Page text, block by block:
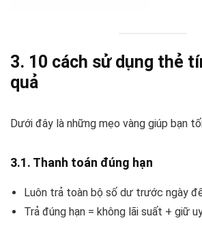
3. 10 cách sử dụng thẻ
quả
Dưới đây là những mẹo vàng giúp bạn
3.1. Thanh toán đúng hạn
Luôn trả toàn bộ số dư trước ngày
Trả đúng hạn = không lãi suất + giữ